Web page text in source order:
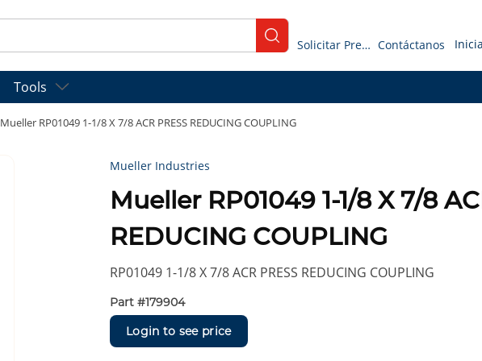
submit search
Solicitar Presupuesto Contáctanos
Tools
Mueller RP01049 1-1/8 X 7/8 ACR PRESS REDUCING COUPLING
Mueller Industries
Mueller RP01049 1-1/8 X 7/8
REDUCING COUPLING
RP01049 1-1/8 X 7/8 ACR PRESS REDUCING COUPLING
Part #179904
Login to see price